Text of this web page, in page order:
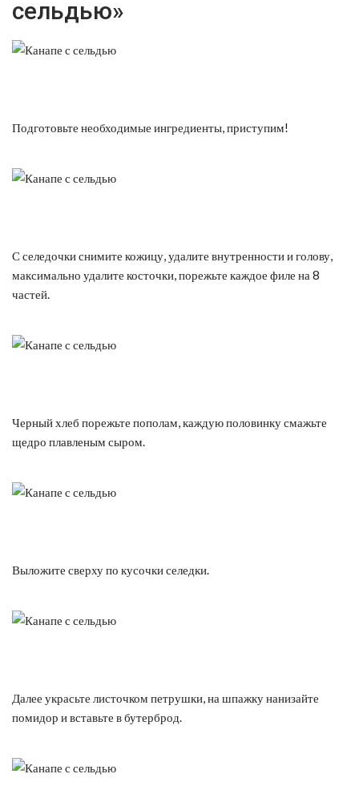
сельдью»
Подготовьте необходимые ингредиенты, приступим!
С селедочки снимите кожицу, удалите внутренности и голову,
максимально удалите косточки, порежьте каждое филе на 8
частей.
Черный хлеб порежьте пополам, каждую половинку смажьте
щедро плавленым сыром.
Выложите сверху по кусочки селедки.
Далее украсьте листочком петрушки, на шпажку нанизайте
помидор и вставьте в бутерброд.